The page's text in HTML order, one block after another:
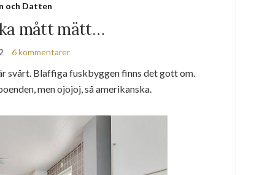
och Datten
mått mätt…
6 kommentarer
svårt. Blaffiga fuskbyggen finns det gott om.
men ojojoj, så amerikanska.